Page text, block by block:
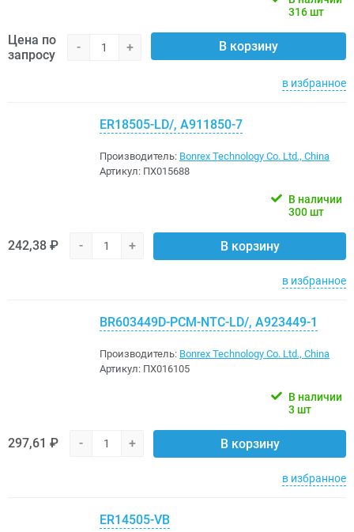
316 шт
Цена по
запросу
- + В корзину
в избранное
ER18505-LD/, A911850-7
Производитель: Bonrex Technology Co. Ltd., China
Артикул: ПХ015688
В наличии
300 шт
242,38 ₽ - + В корзину
в избранное
BR603449D-PCM-NTC-LD/, A923449-1
Производитель: Bonrex Technology Co. Ltd., China
Артикул: ПХ016105
В наличии
3 шт
297,61 ₽ - + В корзину
в избранное
ER14505-VB